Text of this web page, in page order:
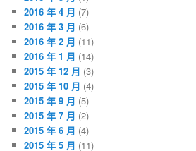
2016 年 4 月 (7)
2016 年 3 月 (6)
2016 年 2 月 (11)
2016 年 1 月 (14)
2015 年 12 月 (3)
2015 年 10 月 (4)
2015 年 9 月 (5)
2015 年 7 月 (2)
2015 年 6 月 (4)
2015 年 5 月 (11)